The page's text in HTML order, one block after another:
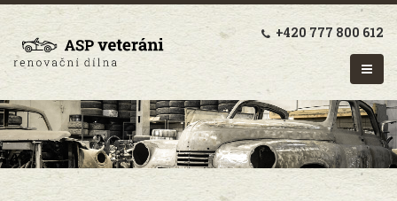
+420 777 800 612